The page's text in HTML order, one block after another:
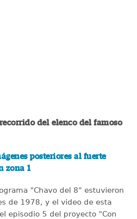
del elenco del famoso
posteriores al fuerte
zona 1
"Chavo del 8" estuvieron
de 1978, y el video de esta
episodio 5 del proyecto "Con